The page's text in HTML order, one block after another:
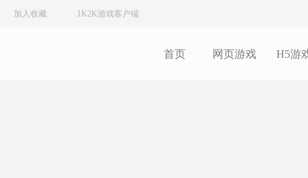
加入收藏 1K2K游戏客户端
首页 网页游戏 H5游